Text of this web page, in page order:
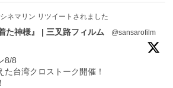
ネマリン リツイートされました
た神様』 | 三叉路フィルム
@sansarofilm
8/8
た台湾クロストーク開催！